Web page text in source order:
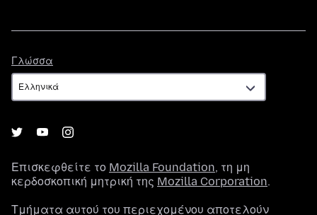
Γλώσσα
Επισκεφθείτε το Mozilla Foundation, τη μη
κερδοσκοπική μητρική της Mozilla Corporation.
Τμήματα αυτού του περιεχομένου αποτελούν